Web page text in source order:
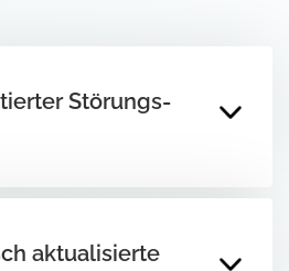
Störungs-
aktualisierte